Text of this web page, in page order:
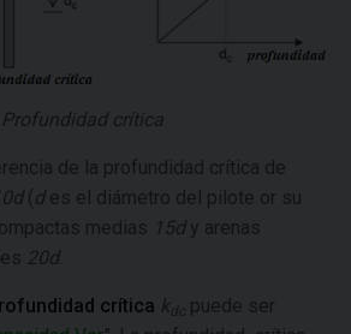
Profundidad crítica
de la profundidad crítica de
( des el diámetro del pilote or su
medias 15dy arenas
20d.
crítica k dc
puede ser